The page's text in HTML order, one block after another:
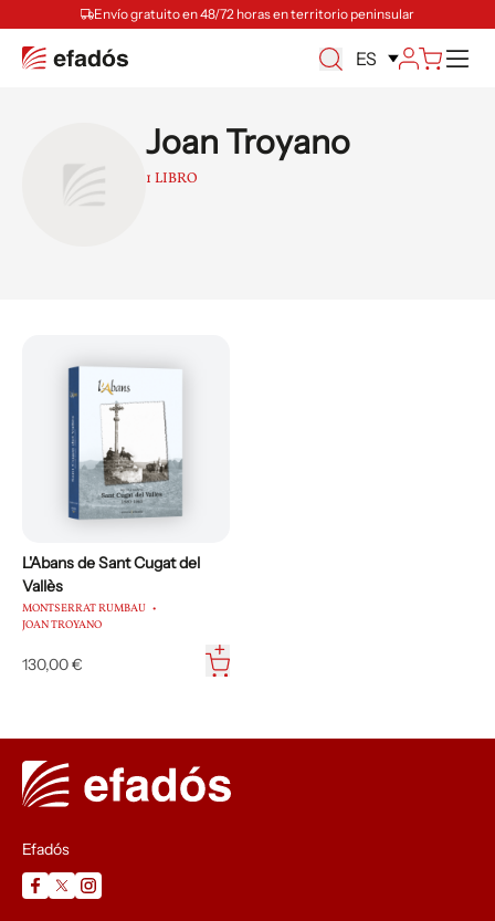
Envío gratuito en 48/72 horas en territorio peninsular
ES
Joan Troyano
1 LIBRO
L'Abans de Sant Cugat del
Vallès
MONTSERRAT RUMBAU
JOAN TROYANO
130,00 €
Efadós